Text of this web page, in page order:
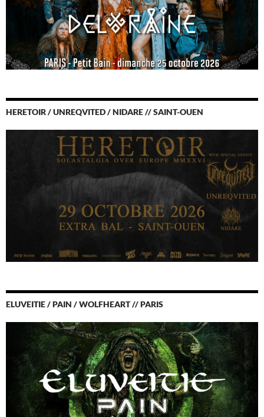
HERETOIR / UNREQVITED / NIDARE // SAINT-OUEN
ELUVEITIE / PAIN / WOLFHEART // PARIS